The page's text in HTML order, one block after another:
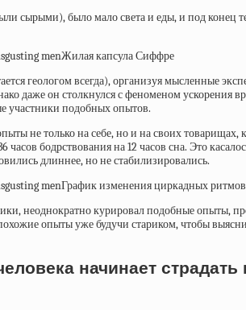
сырыми), было мало света и еды, и под конец
Жилая капсула Сиффре
геологом всегда), организуямысленные
даже он столкнулся с феноменом
участники подобных опытов.
не только на себе, но и на своих
бодрствования на 12 часов сна. Это
длиннее, но не стабилизировались.
График изменения циркадных ритмов
неоднократно курировал подобные опыты,
опыты уже будучи стариком, чтобы
начинает